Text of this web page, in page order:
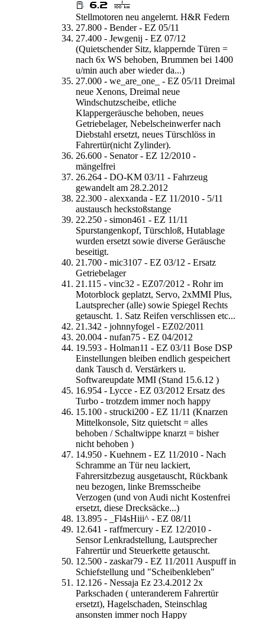
Stellmotoren neu angelernt. H&R Federn
27.800 - Bender - EZ 05/11
27.400 - Jewgenij - EZ 07/12
(Quietschender Sitz, klappernde Türen =
nach 6x WS behoben, Brummen bei 1400
u/min auch aber wieder da...)
27.000 - we_are_one_ - EZ 05/11 Dreimal
neue Xenons, Dreimal neue
Windschutzscheibe, etliche
Klappergeräusche behoben, neues
Getriebelager, Nebelscheinwerfer nach
Diebstahl ersetzt, neues Türschlöss in
Fahrertür(nicht Zylinder).
26.600 - Senator - EZ 12/2010 -
mängelfrei
26.264 - DO-KM 03/11 - Fahrzeug
gewandelt am 28.2.2012
22.300 - alexxanda - EZ 11/2010 - 5/11
austausch heckstoßstange
22.250 - simon461 - EZ 11/11
Spurstangenkopf, Türschloß, Hutablage
wurden ersetzt sowie diverse Geräusche
beseitigt.
21.700 - mic3107 - EZ 03/12 - Ersatz
Getriebelager
21.115 - vinc32 - EZ07/2012 - Rohr im
Motorblock geplatzt, Servo, 2xMMI Plus,
Lautsprecher (alle) sowie Spiegel Rechts
getauscht. 1. Satz Reifen verschlissen etc...
21.342 - johnnyfogel - EZ02/2011
20.004 - nufan75 - EZ 04/2012
19.593 - Holman11 - EZ 03/11 Bose DSP
Einstellungen bleiben endlich gespeichert
dank Tausch d. Verstärkers u.
Softwareupdate MMI (Stand 15.6.12 )
16.954 - Lycce - EZ 03/2012 Ersatz des
Turbo - trotzdem immer noch happy
15.100 - strucki200 - EZ 11/11 (Knarzen
Mittelkonsole, Sitz quietscht = alles
behoben / Schaltwippe knarzt = bisher
nicht behoben )
14.950 - Kuehnem - EZ 11/2010 - Nach
Schramme an Tür neu lackiert,
Fahrersitzbezug ausgetauscht, Rückbank
neu bezogen, linke Bremsscheibe
Verzogen (und von Audi nicht Kostenfrei
ersetzt, diese Drecksäcke...)
13.895 - _Fl4sHiii^ - EZ 08/11
12.641 - raffmercury - EZ 12/2010 -
Sensor Lenkradstellung, Lautsprecher
Fahrertür und Steuerkette getauscht.
12.500 - zaskar79 - EZ 11/2011 Auspuff in
Schiefstellung und "Scheibenkleben"
12.126 - Nessaja Ez 23.4.2012 2x
Parkschaden ( unteranderem Fahrertür
ersetzt), Hagelschaden, Steinschlag
ansonsten immer noch Happy